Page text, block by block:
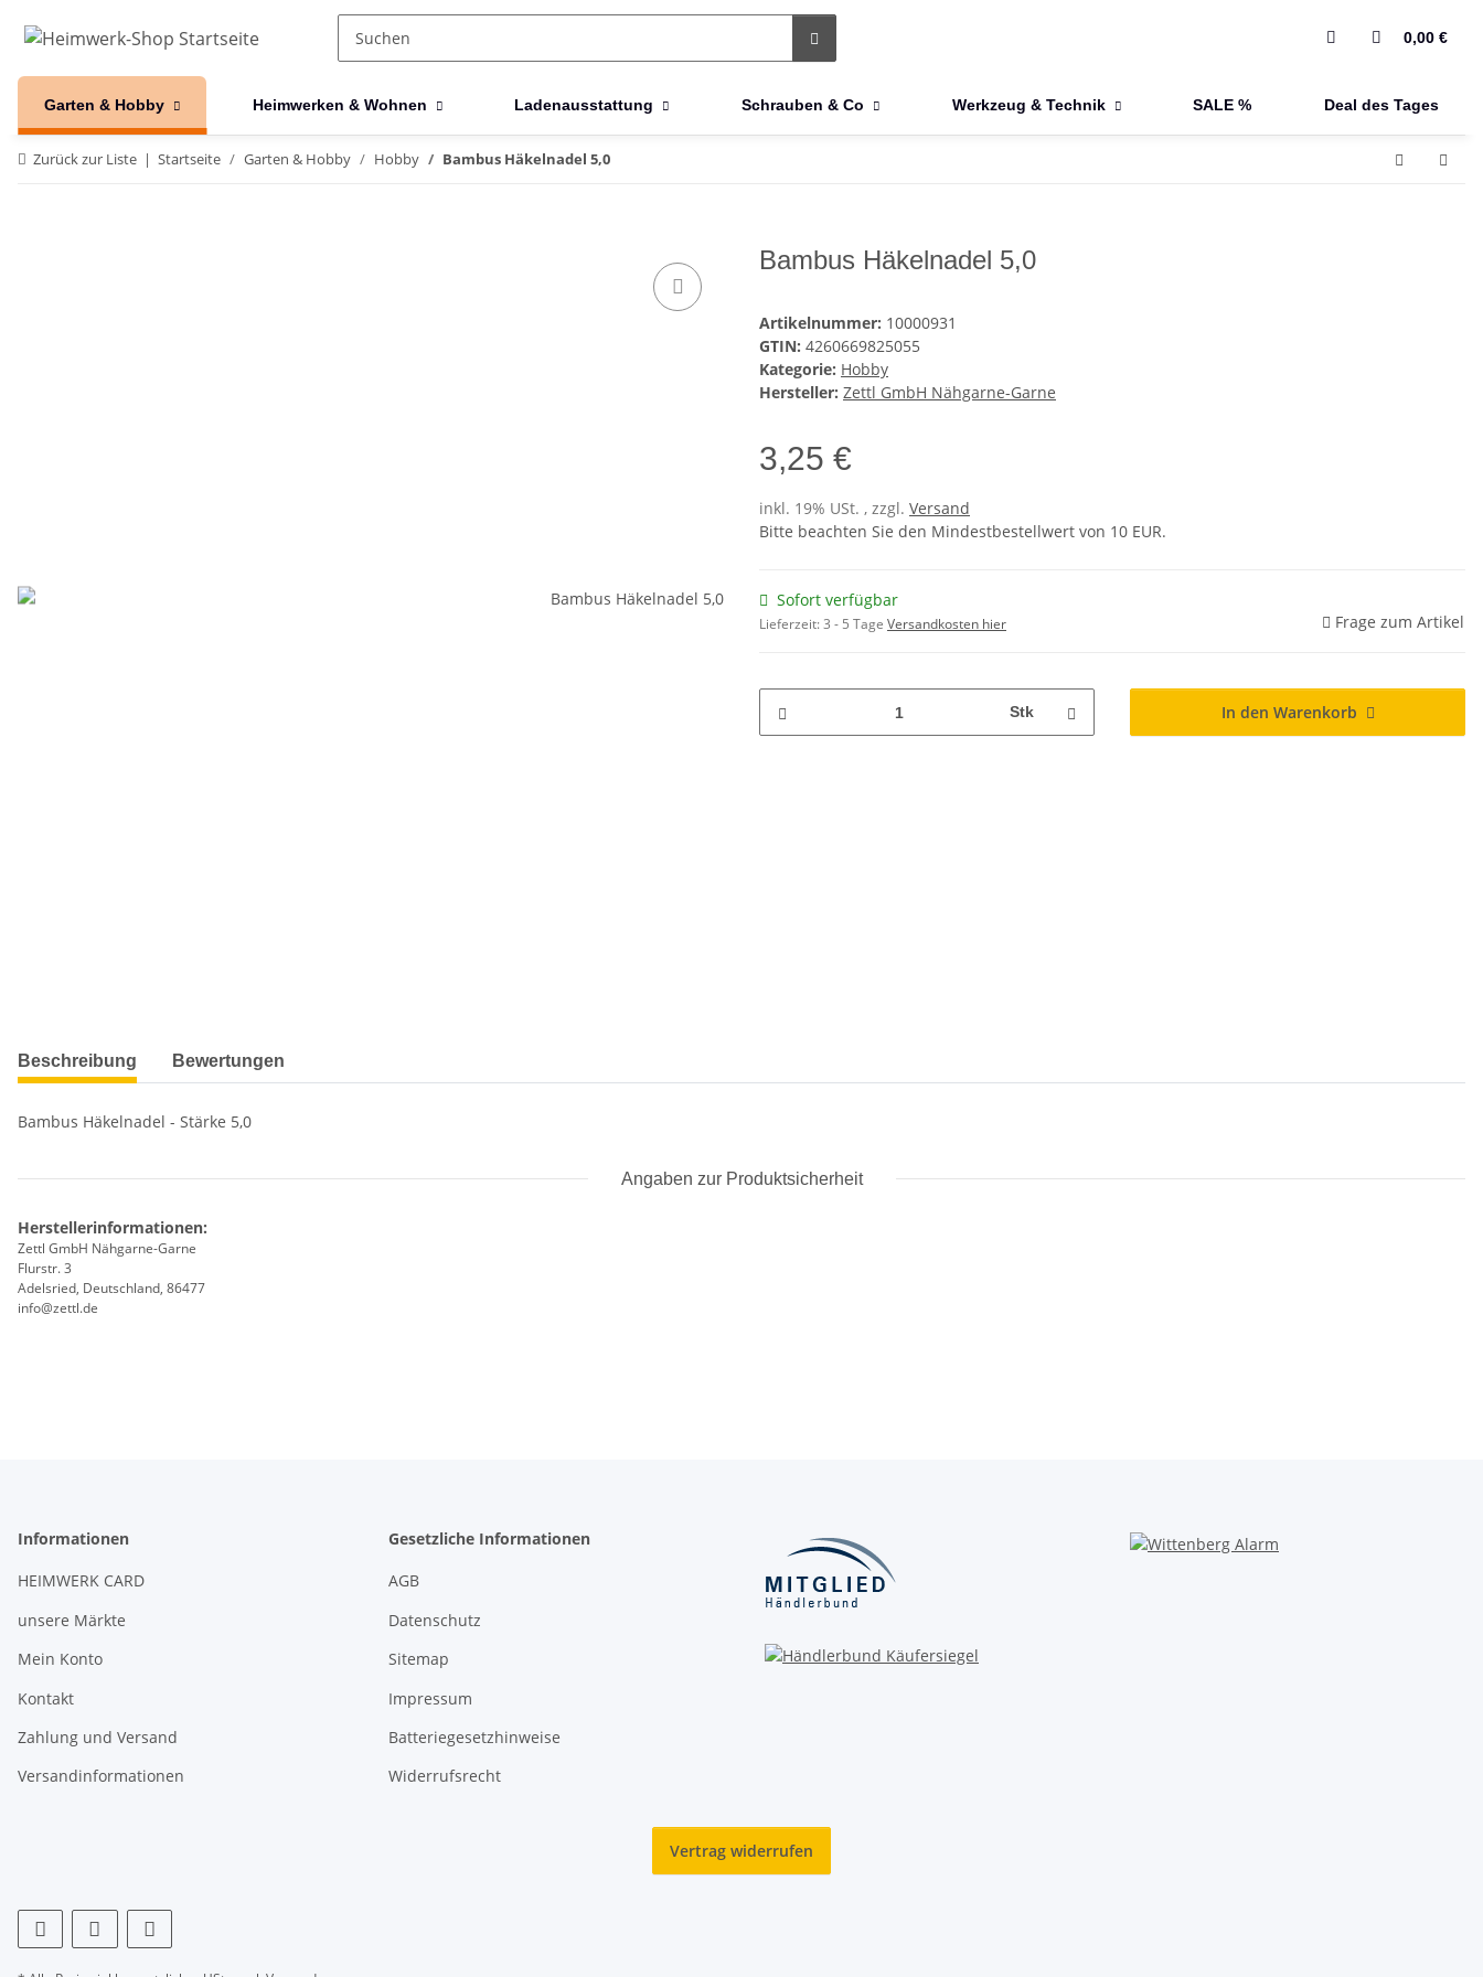
0,00 €
Garten & Hobby Heimwerken & Wohnen Ladenausstattung Schrauben & Co Werkzeug & Technik SALE % Deal des Tages
Zurück zur Liste Startseite Garten & Hobby Hobby Bambus Häkelnadel 5,0
Bambus Häkelnadel 5,0
Artikelnummer: 10000931
GTIN: 4260669825055
Kategorie: Hobby
Hersteller: Zettl GmbH Nähgarne-Garne
3,25 €
inkl. 19% USt. , zzgl. Versand
Bitte beachten Sie den Mindestbestellwert von 10 EUR.
Sofort verfügbar
Lieferzeit:3 - 5 Tage Versandkosten hier Frage zum Artikel
Stk In den Warenkorb
weitere Registerkarten anzeigen
Beschreibung Bewertungen
Bambus Häkelnadel - Stärke 5,0
Angaben zur Produktsicherheit
Herstellerinformationen:
Zettl GmbH Nähgarne-Garne
Flurstr. 3
Adelsried, Deutschland, 86477
info@zettl.de
Informationen
HEIMWERK CARD
unsere Märkte
Mein Konto
Kontakt
Zahlung und Versand
Versandinformationen
Gesetzliche Informationen
AGB
Datenschutz
Sitemap
Impressum
Batteriegesetzhinweise
Widerrufsrecht
Vertrag widerrufen